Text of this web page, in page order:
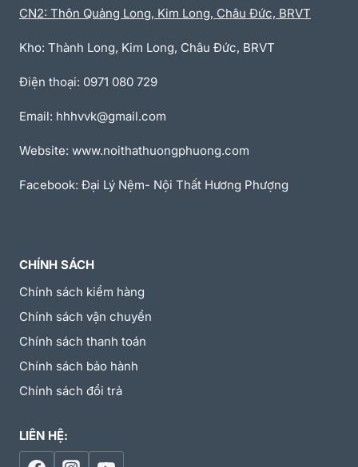
CN2: Thôn Quảng Long, Kim Long, Châu Đức, BRVT
Kho: Thành Long, Kim Long, Châu Đức, BRVT
Điện thoại: 0971 080 729
Email: hhhvvk@gmail.com
Website: www.noithathuongphuong.com
Facebook: Đại Lý Nệm- Nội Thất Hương Phượng
CHÍNH SÁCH
Chính sách kiểm hàng
Chính sách vận chuyển
Chính sách thanh toán
Chính sách bảo hành
Chính sách đổi trả
LIÊN HỆ: